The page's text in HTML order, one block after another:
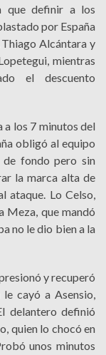
que definir a los
por España
Alcántara y
mientras
el descuento
a los 7 minutos del
obligó al equipo
de fondo pero sin
la marca alta de
ataque. Lo Celso,
Meza, que mandó
no le dio bien a la
y recuperó
cayó a Asensio,
delantero definió
quien lo chocó en
unos minutos